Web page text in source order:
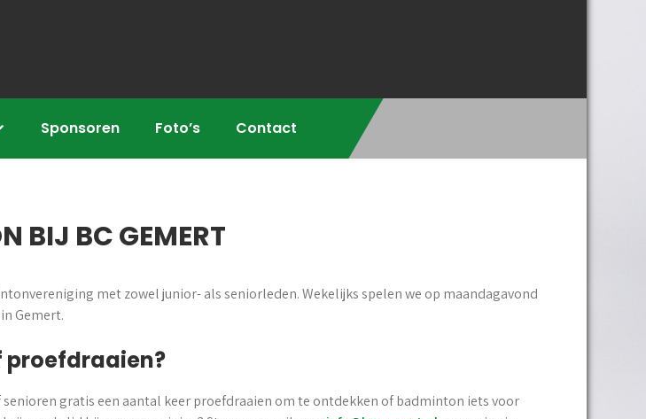
Sponsoren Foto’s Contact
BIJ BC GEMERT
met zowel junior- als seniorleden. Wekelijks spelen we op maandagavond
Gemert.
proefdraaien?
senioren gratis een aantal keer proefdraaien om te ontdekken of badminton iets voor